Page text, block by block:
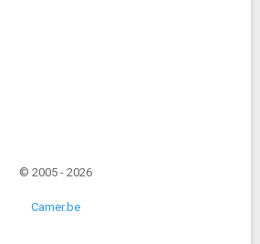
© 2005 - 2026
Camer.be